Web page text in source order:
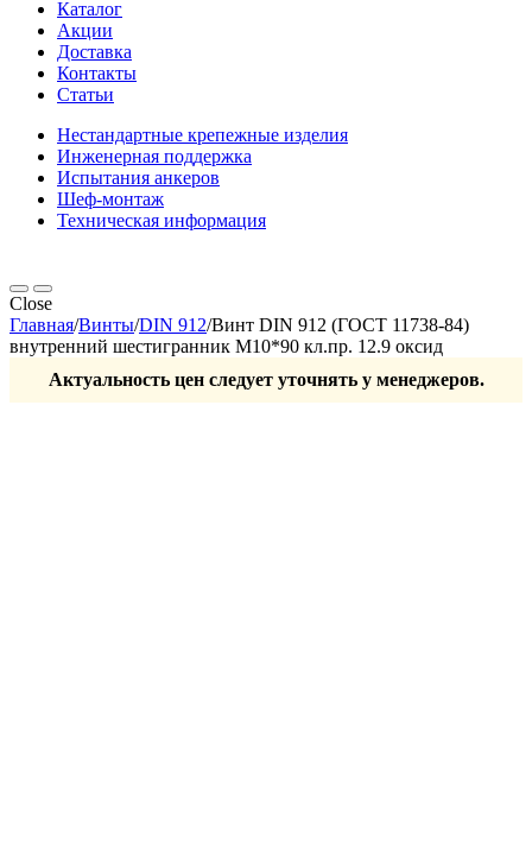
Каталог
Акции
Доставка
Контакты
Статьи
Нестандартные крепежные изделия
Инженерная поддержка
Испытания анкеров
Шеф-монтаж
Техническая информация
Close
Главная/Винты/DIN 912/Винт DIN 912 (ГОСТ 11738-84)
внутренний шестигранник М10*90 кл.пр. 12.9 оксид
Актуальность цен следует уточнять у менеджеров.